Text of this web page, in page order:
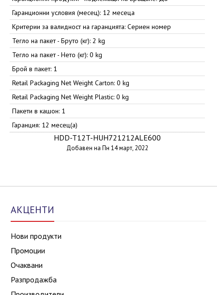
Гаранционни условия (месец): 12 месеца
Критерии за валидност на гаранцията: Сериен номер
Тегло на пакет - Бруто (кг): 2 kg
Тегло на пакет - Нето (кг): 0 kg
Брой в пакет: 1
Retail Packaging Net Weight Carton: 0 kg
Retail Packaging Net Weight Plastic: 0 kg
Пакети в кашон: 1
Гаранция: 12 месец(а)
HDD-T12T-HUH721212ALE600
Добавен на Пн 14 март, 2022
АКЦЕНТИ
Нови продукти
Промоции
Очаквани
Разпродажба